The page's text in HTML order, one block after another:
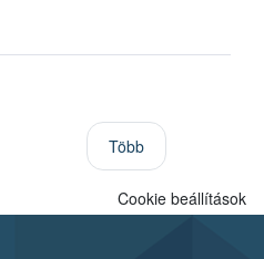
Több
Cookie beállítások